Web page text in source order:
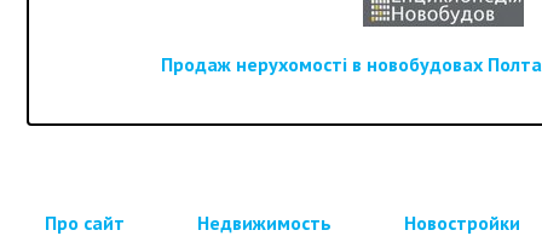
Продаж нерухомості в новобудовах
Про сайт Недвижимость Новостройки